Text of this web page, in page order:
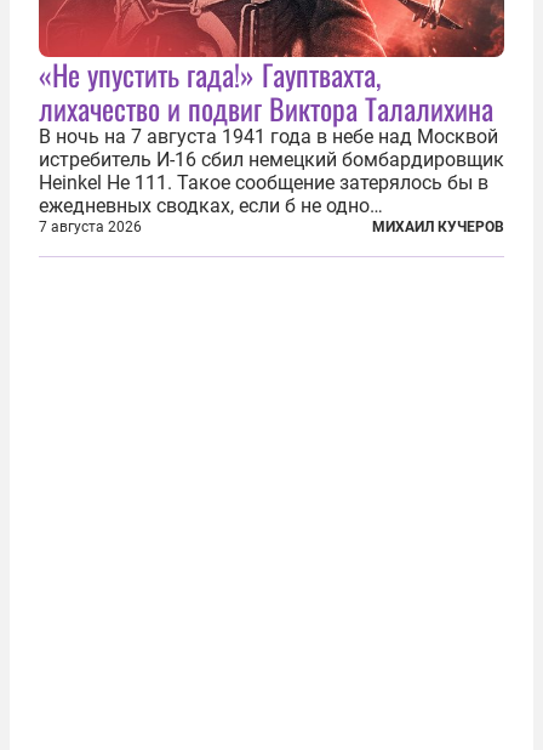
«Не упустить гада!» Гауптвахта,
лихачество и подвиг Виктора Талалихина
В ночь на 7 августа 1941 года в небе над Москвой
истребитель И-16 сбил немецкий бомбардировщик
Heinkel He 111. Такое сообщение затерялось бы в
ежедневных сводках, если б не одно
обстоятельство. Это был один из первых в
истории отечественной авиации ночных таранов.
7 августа 2026 МИХАИЛ КУЧЕРОВ